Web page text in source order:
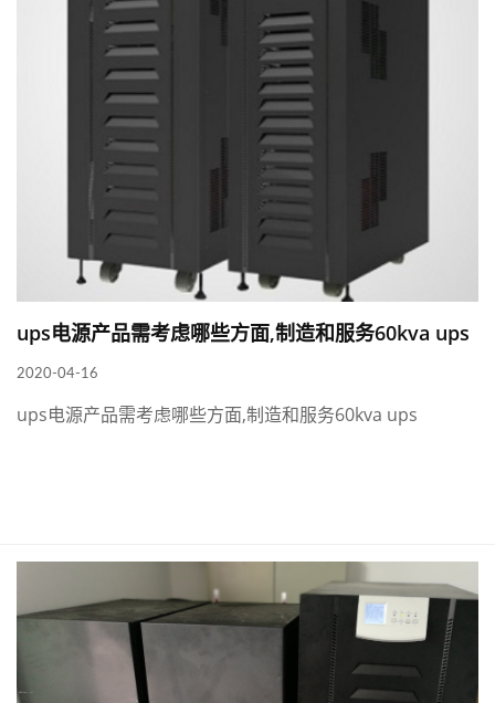
ups电源产品需考虑哪些方面,制造和服务60kva ups
2020-04-16
ups电源产品需考虑哪些方面,制造和服务60kva ups